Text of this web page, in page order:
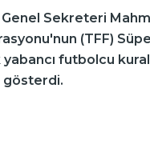
Sekreteri
(TFF)
futbolcu
gösterdi.